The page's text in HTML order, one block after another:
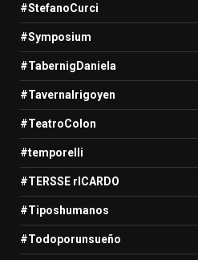
#StefanoCurci
#Symposium
#TabernigDaniela
#TavernaIrigoyen
#TeatroColon
#temporelli
#TERSSE rICARDO
#Tiposhumanos
#Todoporunsueño